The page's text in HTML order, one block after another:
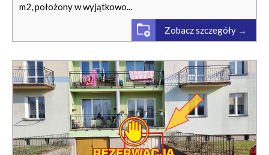
m2, położony w wyjątkowo...
Zobacz szczegóły →